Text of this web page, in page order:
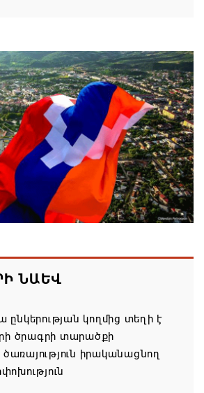
պակասում է այն
որը կար խորհրդային
հայտարարել է Ալեքսանդր
զորքերի
այցելել է Լիտվայի
գործով
է հայտնել
Արաբիան և Պակիստանը
ստեղծելու մասին
ստորագրել
ՆԱԵՎ
ընկերության կողմից տեղի է
ծրագրի տարածքի
իրականացնող